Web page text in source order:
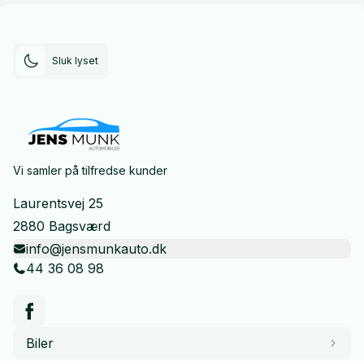
Sluk lyset
Vi samler på tilfredse kunder
Laurentsvej 25
2880 Bagsværd
info@jensmunkauto.dk
44 36 08 98
Biler